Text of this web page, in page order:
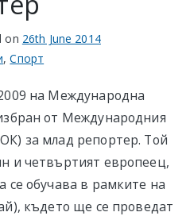
on 26th June 2014
,Спорт
на Международна
от Международния
за млад репортер. Той
и четвъртият европеец,
се обучава в рамките на
където ще се проведат